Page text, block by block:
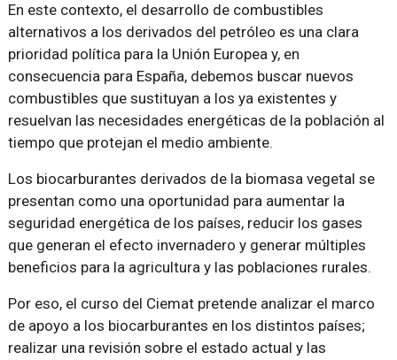
En este contexto, el desarrollo de combustibles
alternativos a los derivados del petróleo es una clara
prioridad política para la Unión Europea y, en
consecuencia para España, debemos buscar nuevos
combustibles que sustituyan a los ya existentes y
resuelvan las necesidades energéticas de la población al
tiempo que protejan el medio ambiente.
Los biocarburantes derivados de la biomasa vegetal se
presentan como una oportunidad para aumentar la
seguridad energética de los países, reducir los gases
que generan el efecto invernadero y generar múltiples
beneficios para la agricultura y las poblaciones rurales.
Por eso, el curso del Ciemat pretende analizar el marco
de apoyo a los biocarburantes en los distintos países;
realizar una revisión sobre el estado actual y las